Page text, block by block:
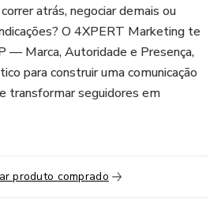
atrás, negociar demais ou
O 4XPERT Marketing te
— Marca, Autoridade e Presença,
para construir uma comunicação
transformar seguidores em
produto comprado